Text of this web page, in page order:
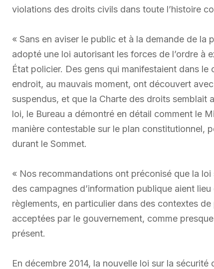
violations des droits civils dans toute l’histoire
« Sans en aviser le public et à la demande de la
adopté une loi autorisant les forces de l’ordre à
État policier. Des gens qui manifestaient dans
endroit, au mauvais moment, ont découvert
suspendus, et que la Charte des droits semblait
loi, le Bureau a démontré en détail comment le
manière contestable sur le plan constitutionnel,
durant le Sommet.
« Nos recommandations ont préconisé que la
des campagnes d’information publique aient
règlements, en particulier dans des contextes
acceptées par le gouvernement, comme
présent.
En décembre 2014, la nouvelle loi sur la